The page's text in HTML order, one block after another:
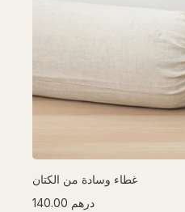
غطاء وسادة من الكتان
140.00 درهم